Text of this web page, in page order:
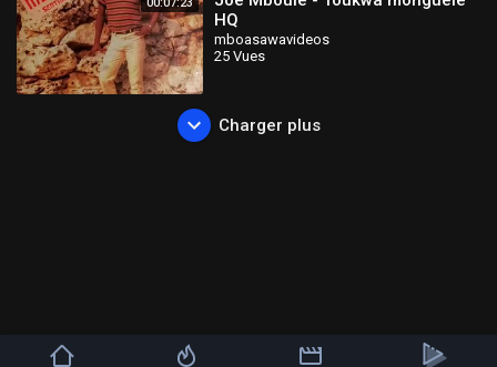
HQ
mboasawavideos
25 Vues
Charger plus